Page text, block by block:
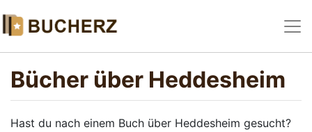
Bücher über Heddesheim
Hast du nach einem Buch über Heddesheim gesucht?